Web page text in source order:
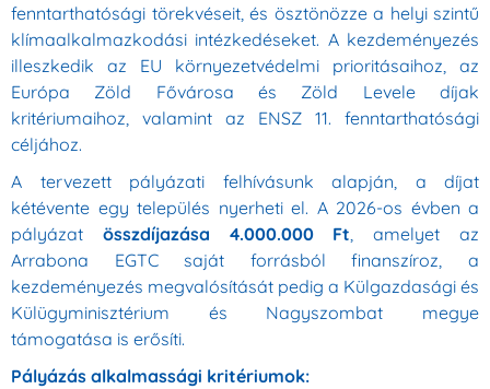
fenntarthatósági törekvéseit, és ösztönözze a helyi szintű
klímaalkalmazkodási intézkedéseket. A kezdeményezés
illeszkedik az EU környezetvédelmi prioritásaihoz, az
Európa Zöld Fővárosa és Zöld Levele díjak
kritériumaihoz, valamint az ENSZ 11. fenntarthatósági
céljához.
A tervezett pályázati felhívásunk alapján, a díjat
kétévente egy település nyerheti el. A 2026-os évben a
pályázat összdíjazása 4.000.000 Ft, amelyet az
Arrabona EGTC saját forrásból finanszíroz, a
kezdeményezés megvalósítását pedig a Külgazdasági és
Külügyminisztérium és Nagyszombat megye
támogatása is erősíti.
Pályázás alkalmassági kritériumok: